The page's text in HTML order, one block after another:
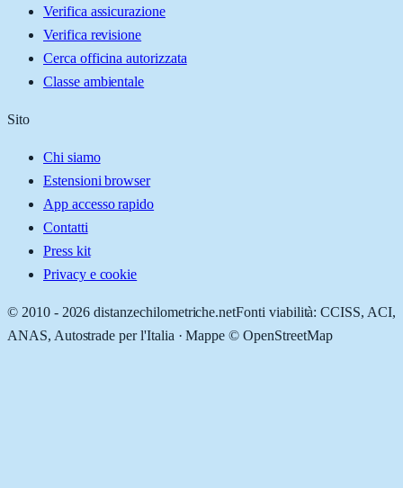
Verifica assicurazione
Verifica revisione
Cerca officina autorizzata
Classe ambientale
Sito
Chi siamo
Estensioni browser
App accesso rapido
Contatti
Press kit
Privacy e cookie
© 2010 - 2026 distanzechilometriche.netFonti viabilità: CCISS, ACI,
ANAS, Autostrade per l'Italia · Mappe © OpenStreetMap